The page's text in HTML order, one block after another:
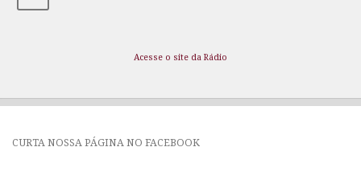
Acesse o site da Rádio
CURTA NOSSA PÁGINA NO FACEBOOK